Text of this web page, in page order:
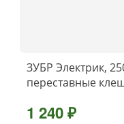
ЗУБР Электрик,
переставные
1 240 ₽